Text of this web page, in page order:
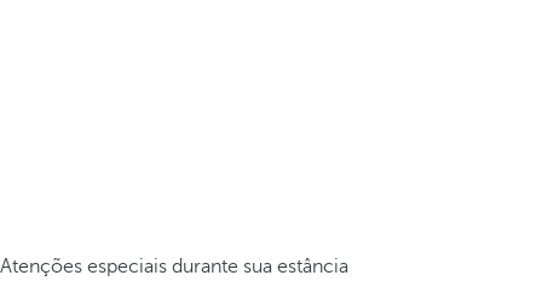
Atenções especiais durante sua estância